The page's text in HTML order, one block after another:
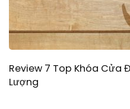
Review 7 Top Khóa Cửa
Lượng